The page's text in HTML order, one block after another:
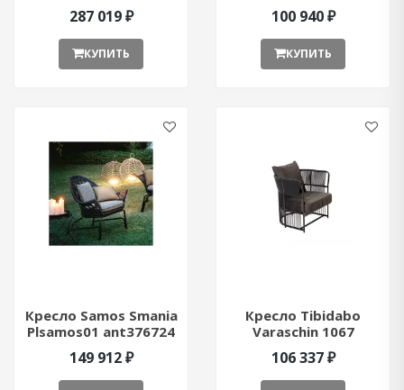
287 019 ₽
КУПИТЬ
100 940 ₽
КУПИТЬ
Кресло Samos Smania
Plsamos01 ant376724
149 912 ₽
Кресло Tibidabo
Varaschin 1067
ant377037
106 337 ₽